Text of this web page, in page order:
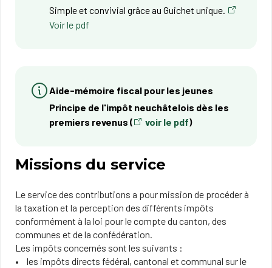
Simple et convivial grâce au Guichet unique.
Voir le pdf
Aide-mémoire fiscal pour les jeunes
Principe de l'impôt neuchâtelois dès les
premiers revenus (
voir le pdf)
Missions du service
Le service des contributions a pour mission de procéder à
la taxation et la perception des différents impôts
conformément à la loi pour le compte du canton, des
communes et de la confédération.
Les impôts concernés sont les suivants :
les impôts directs fédéral, cantonal et communal sur le